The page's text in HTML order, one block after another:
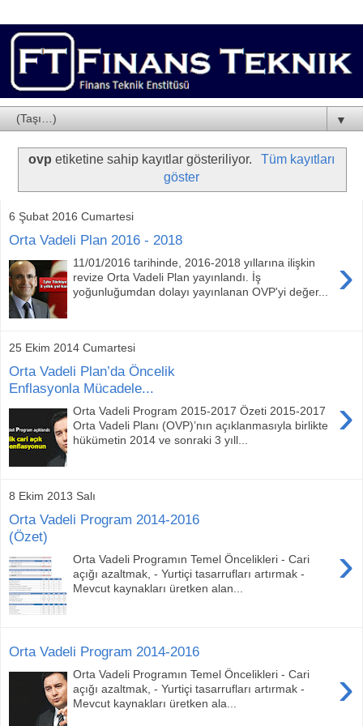
▼
ovp etiketine sahip kayıtlar gösteriliyor.
Tüm kayıtları
göster
6 Şubat 2016 Cumartesi
Orta Vadeli Plan 2016 - 2018
›
11/01/2016 tarihinde, 2016-2018 yıllarına ilişkin
revize Orta Vadeli Plan yayınlandı. İş
yoğunluğumdan dolayı yayınlanan OVP'yi değer...
25 Ekim 2014 Cumartesi
Orta Vadeli Plan’da Öncelik
Enflasyonla Mücadele...
›
Orta Vadeli Program 2015-2017 Özeti 2015-2017
Orta Vadeli Planı (OVP)’nın açıklanmasıyla birlikte
hükümetin 2014 ve sonraki 3 yıll...
8 Ekim 2013 Salı
Orta Vadeli Program 2014-2016
(Özet)
›
Orta Vadeli Programın Temel Öncelikleri - Cari
açığı azaltmak, - Yurtiçi tasarrufları artırmak -
Mevcut kaynakları üretken alan...
Orta Vadeli Program 2014-2016
›
Orta Vadeli Programın Temel Öncelikleri - Cari
açığı azaltmak, - Yurtiçi tasarrufları artırmak -
Mevcut kaynakları üretken ala...